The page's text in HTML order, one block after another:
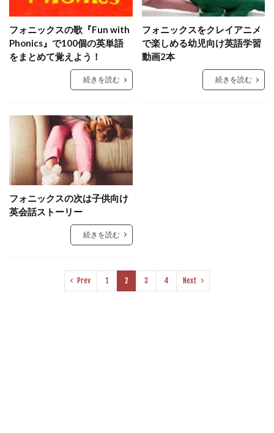
フォニックスの歌『Fun with
Phonics』で100個の英単語
をまとめて覚えよう！
続きを読む
フォニックスをクレイアニメ
で楽しめる幼児向け英語学習
動画2本
続きを読む
フォニックスの次は子供向け
英会話ストーリー
続きを読む
Prev 1 2 3 4 Next